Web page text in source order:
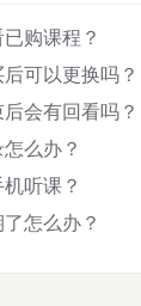
购课程？
可以更换吗？
会有回看吗？
么办？
听课？
怎么办？